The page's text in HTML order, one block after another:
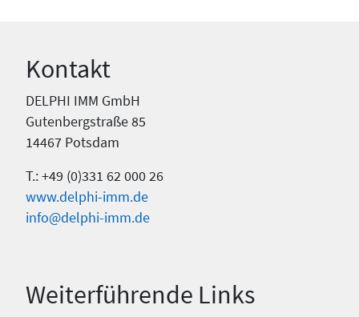
Kontakt
DELPHI IMM GmbH
Gutenbergstraße 85
14467 Potsdam
T.: +49 (0)331 62 000 26
www.delphi-imm.de
info@delphi-imm.de
Weiterführende Links